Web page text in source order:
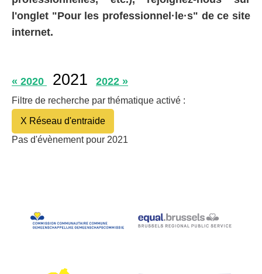
l'onglet "Pour les professionnel·le·s" de ce site
internet.
« 2020 2021 2022 »
Filtre de recherche par thématique activé :
X Réseau d'entraide
Pas d'évènement pour 2021